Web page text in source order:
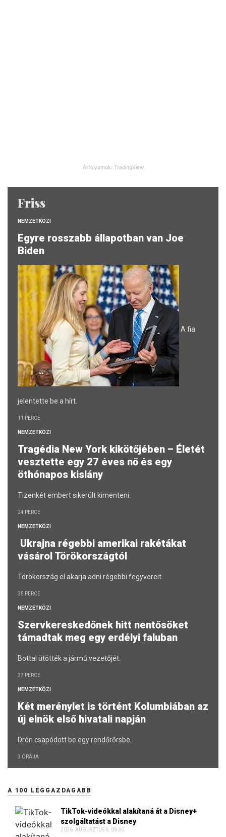
Árfolyamok: TradingView
Friss
NEMZETKÖZI
Egyre rosszabb állapotban van Joe
Biden
A fia
jelentette be a hírt.
11 PERCE
NEMZETKÖZI
Tragédia New York kikötőjében – Életét
vesztette egy 27 éves nő és egy
öthónapos kislány
Tizenkét embert sikerült kimenteni.
24 PERCE
NEMZETKÖZI
Ukrajna régebbi amerikai rakétákat
vásárol Törökországtól
Törökország el akarja adni régebbi fegyvereit.
35 PERCE
NEMZETKÖZI
Szervkereskedőnek hitt nentősöket
támadtak meg egy erdélyi faluban
Bottal ütötték a jármű vezetőjét.
37 PERCE
NEMZETKÖZI
Két merénylet is történt Kolumbiában az
új elnök első hivatali napján
Drón csapódott be egy rendőrőrsbe.
3 ÓRÁJA
A 100 LEGGAZDAGABB
TikTok-videókkal alakítaná át a Disney+
szolgáltatást a Disney
2026. AUGUSZTUS 6. 09:30